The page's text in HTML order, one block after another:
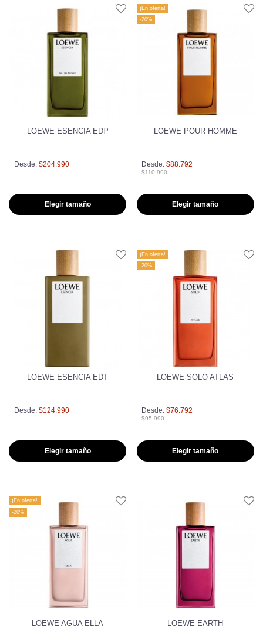
LOEWE ESENCIA EDP
Desde:$204.990
Elegir tamaño
¡En oferta!
-20%
LOEWE POUR HOMME
Desde: $88.792
$110.990
Elegir tamaño
LOEWE ESENCIA EDT
Desde:$124.990
Elegir tamaño
¡En oferta!
-20%
LOEWE SOLO ATLAS
Desde: $76.792
$95.990
Elegir tamaño
¡En oferta!
-20%
LOEWE AGUA ELLA LOEWE EARTH